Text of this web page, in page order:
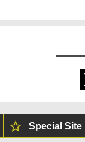
Special Site